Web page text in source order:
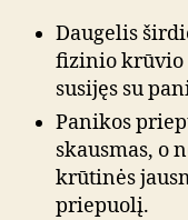
Daugelis
fizinio krūvio
susijęs su
Panikos
skausmas, o
krūtinės
priepuolį.